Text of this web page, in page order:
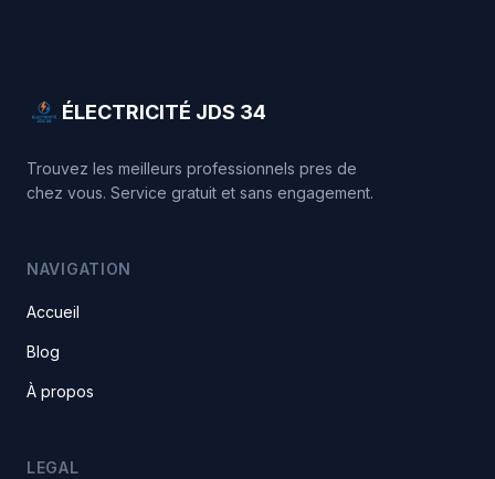
ÉLECTRICITÉ JDS 34
Trouvez les meilleurs professionnels pres de
chez vous. Service gratuit et sans engagement.
NAVIGATION
Accueil
Blog
À propos
LEGAL